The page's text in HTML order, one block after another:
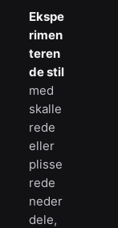
Ekspe
rimen
teren
de stil
med
skalle
rede
eller
plisse
rede
neder
dele,